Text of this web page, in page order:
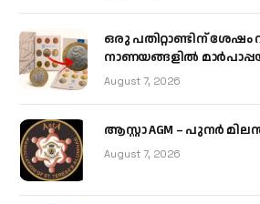
ഒരു പതിറ്റാണ്ടിന് ശേഷം
നാണയങ്ങളിൽ
August 7, 2026
ആസ്റ്റാ AGM – പുനർ
August 7, 2026